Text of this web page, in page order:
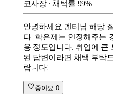
코사장 ∙ 채택률 99%
안녕하세요 멘티님 해당
다. 학은제는 인정해주는
용 정도입니다. 취업에 큰
된 답변이라면 채택 부탁
랍니다!
좋아요 0